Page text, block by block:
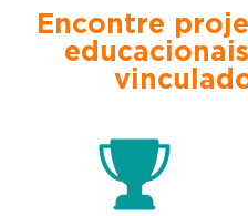
Encontre